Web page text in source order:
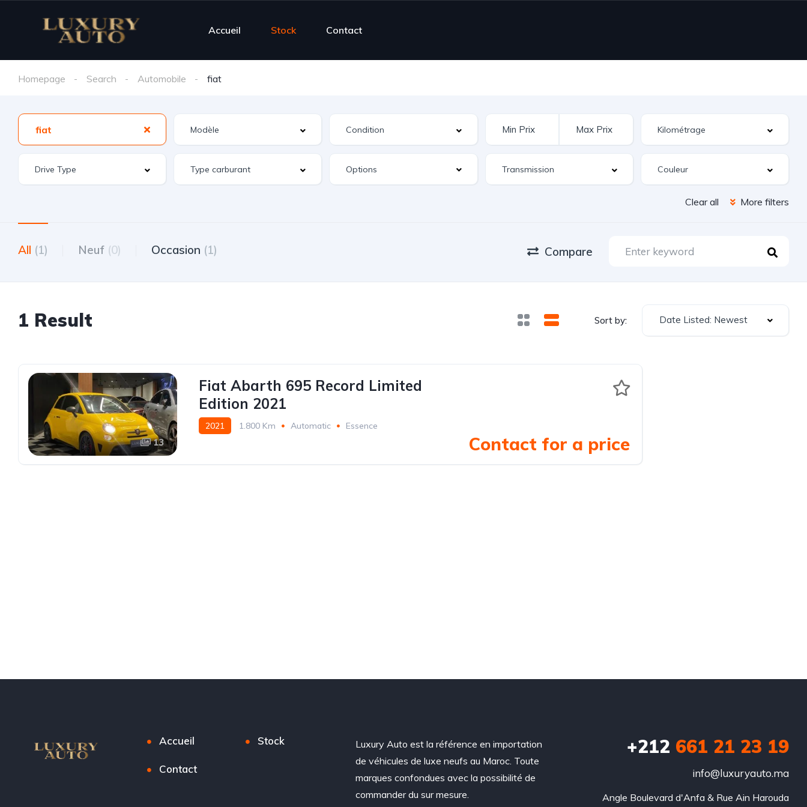
Accueil Stock Contact
Homepage Search Automobile fiat
fiat
Options
Clear all More filters
All (1) Neuf (0) Occasion (1) Compare
1 Result Sort by: Date Listed: Newest
13
Fiat Abarth 695 Record Limited
Edition 2021
2021 1.800 Km Automatic Essence
Contact for a price
Accueil Stock
Contact
Luxury Auto est la référence en importation
de véhicules de luxe neufs au Maroc. Toute
marques confondues avec la possibilité de
commander du sur mesure.
+212 ‭661 21 23 19‬
info@luxuryauto.ma
Angle Boulevard d'Anfa & Rue Ain Harouda